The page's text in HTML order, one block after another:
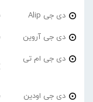
دی جی Alip
دی جی آروین
دی جی ام تی
دی جی اودین